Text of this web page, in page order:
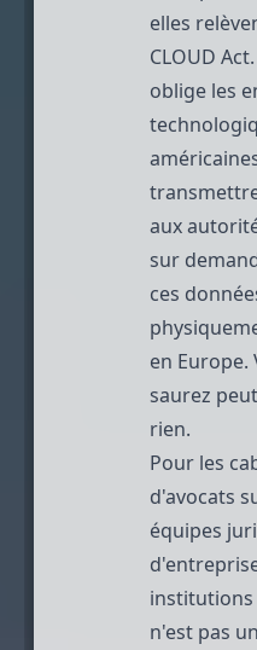
elles
CLOUD Act
oblige les
aux
sur
ces
en Europe.
saurez
rien.
Pour les
d'avocats
équipes
institutions
n'est pas